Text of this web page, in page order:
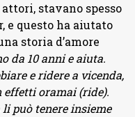
stavano spesso
e questo ha aiutato
storia d’amore
da 10 anni e aiuta.
e ridere a vicenda,
effetti oramai (ride).
può tenere insieme